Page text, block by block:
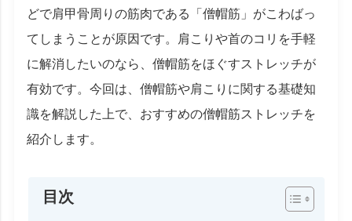
どで肩甲骨周りの筋肉である「僧帽筋」がこわばっ
てしまうことが原因です。肩こりや首のコリを手軽
に解消したいのなら、僧帽筋をほぐすストレッチが
有効です。今回は、僧帽筋や肩こりに関する基礎知
識を解説した上で、おすすめの僧帽筋ストレッチを
紹介します。
目次